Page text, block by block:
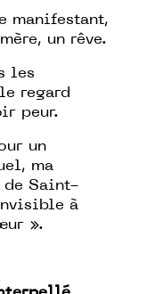
manifestant,
un rêve.
les
regard
peur.
un
ma
de Saint-
à
».